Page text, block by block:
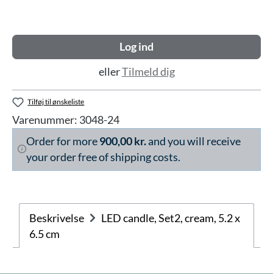
Log ind
ellerTilmeld dig
Tilføj til ønskeliste
Varenummer: 3048-24
Order for more900,00 kr.and you will receive
your order free of shipping costs.
Beskrivelse
LED candle, Set2, cream, 5.2 x
6.5 cm